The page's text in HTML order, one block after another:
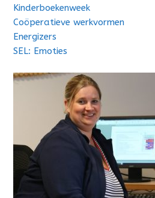
Kinderboekenweek
Coöperatieve werkvormen
Energizers
SEL: Emoties